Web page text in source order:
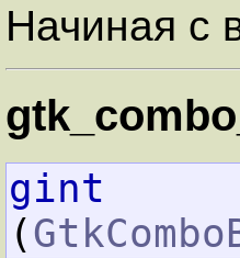
Начиная с
gint
(